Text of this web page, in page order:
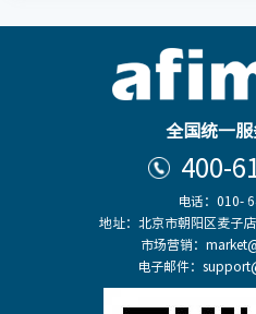
全国统一服
400-
电话：010-
地址：北京市朝阳区麦子
市场营销：
电子邮件：